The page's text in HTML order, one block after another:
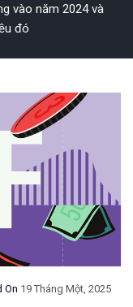
vào năm 2024 và
đó
On 19 Tháng Một, 2025